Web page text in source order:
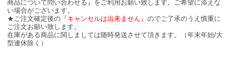
商品について問い合わせる』をご利用お願い致します。ご希望に添えな
い場合がございます。
★ご注文確定後の 『キャンセルは出来ません』 のでご了承のうえ慎重に
ご注文お願い致します。
在庫がある商品に関しましては随時発送させて頂きます。（年末年始/大
型連休除く）